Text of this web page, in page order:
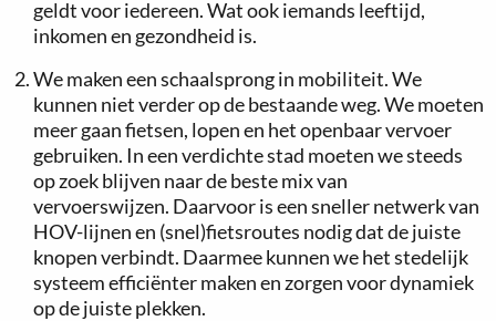
geldt voor iedereen. Wat ook iemands leeftijd,
inkomen en gezondheid is.
We maken een schaalsprong in mobiliteit. We
kunnen niet verder op de bestaande weg. We moeten
meer gaan fietsen, lopen en het openbaar vervoer
gebruiken. In een verdichte stad moeten we steeds
op zoek blijven naar de beste mix van
vervoerswijzen. Daarvoor is een sneller netwerk van
HOV-lijnen en (snel)fietsroutes nodig dat de juiste
knopen verbindt. Daarmee kunnen we het stedelijk
systeem efficiënter maken en zorgen voor dynamiek
op de juiste plekken.